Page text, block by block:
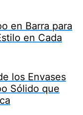
en Barra para
en Cada
los Envases
Sólido que